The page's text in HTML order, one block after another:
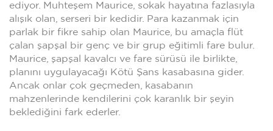
ediyor. Muhteşem Maurice, sokak hayatına fazlasıyla
alışık olan, serseri bir kedidir. Para kazanmak için
parlak bir fikre sahip olan Maurice, bu amaçla flüt
çalan şapşal bir genç ve bir grup eğitimli fare bulur.
Maurice, şapşal kavalcı ve fare sürüsü ile birlikte,
planını uygulayacağı Kötü Şans kasabasına gider.
Ancak onlar çok geçmeden, kasabanın
mahzenlerinde kendilerini çok karanlık bir şeyin
beklediğini fark ederler.